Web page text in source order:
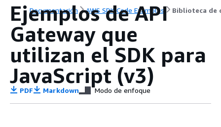
Documentación AWS SDK Code Examples Biblioteca de
Ejemplos de API
Gateway que
utilizan el SDK para
JavaScript (v3)
PDF Markdown Modo de enfoque